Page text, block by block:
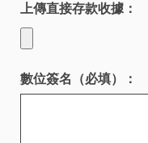
上傳直接存款收據：
數位簽名（必填）：